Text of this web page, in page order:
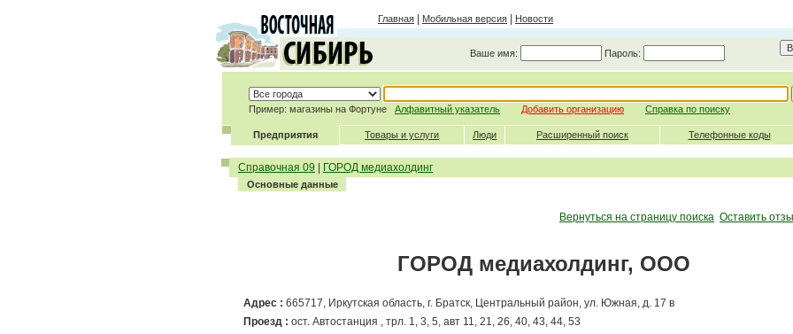
Главная Мобильная версия Новости
Ваше имя: Пароль:
Пример: магазины на Фортуне Алфавитный указатель Добавить организацию Справка по поиску
Предприятия Товары и услуги Люди Расширенный поиск Телефонные коды
Справочная 09 ГОРОД медиахолдинг
Основные данные
Вернуться на страницу поиска Оставить
ГОРОД медиахолдинг, ООО
Адрес : 665717, Иркутская область, г. Братск, Центральный район, ул. Южная, д. 17 в
Проезд : ост. Автостанция , трл. 1, 3, 5, авт 11, 21, 26, 40, 43, 44, 53